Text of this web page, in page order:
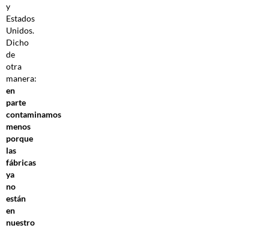
y
Estados
Unidos.
Dicho
de
otra
manera:
en
parte
contaminamos
menos
porque
las
fábricas
ya
no
están
en
nuestro